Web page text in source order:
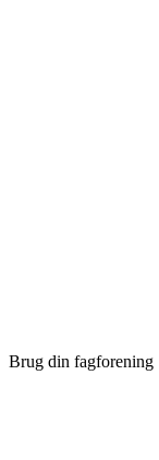
Brug din fagforening